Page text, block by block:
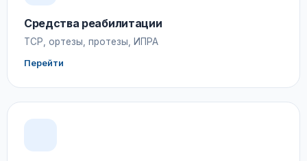
Средства реабилитации
ТСР, ортезы, протезы, ИПРА
Перейти